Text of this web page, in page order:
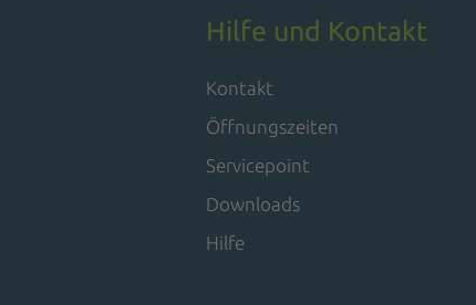
Hilfe und Kontakt
Kontakt
Öffnungszeiten
Servicepoint
Downloads
Hilfe